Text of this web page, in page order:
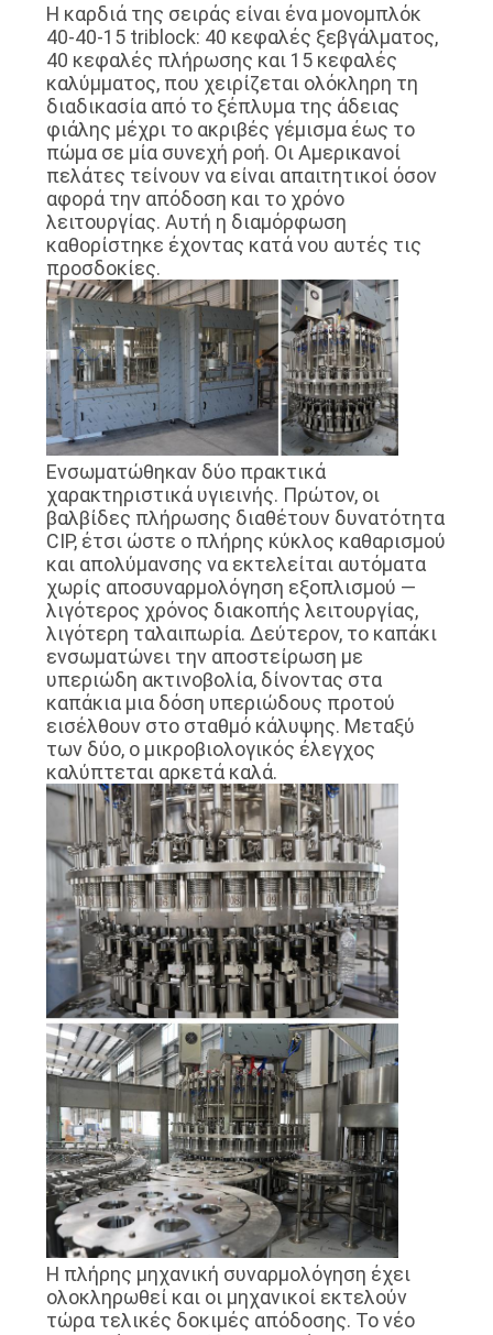
Η καρδιά της σειράς είναι ένα μονομπλόκ
40-40-15 triblock: 40 κεφαλές ξεβγάλματος,
40 κεφαλές πλήρωσης και 15 κεφαλές
καλύμματος, που χειρίζεται ολόκληρη τη
διαδικασία από το ξέπλυμα της άδειας
φιάλης μέχρι το ακριβές γέμισμα έως το
πώμα σε μία συνεχή ροή. Οι Αμερικανοί
πελάτες τείνουν να είναι απαιτητικοί όσον
αφορά την απόδοση και το χρόνο
λειτουργίας. Αυτή η διαμόρφωση
καθορίστηκε έχοντας κατά νου αυτές τις
προσδοκίες.
Ενσωματώθηκαν δύο πρακτικά
χαρακτηριστικά υγιεινής. Πρώτον, οι
βαλβίδες πλήρωσης διαθέτουν δυνατότητα
CIP, έτσι ώστε ο πλήρης κύκλος καθαρισμού
και απολύμανσης να εκτελείται αυτόματα
χωρίς αποσυναρμολόγηση εξοπλισμού —
λιγότερος χρόνος διακοπής λειτουργίας,
λιγότερη ταλαιπωρία. Δεύτερον, το καπάκι
ενσωματώνει την αποστείρωση με
υπεριώδη ακτινοβολία, δίνοντας στα
καπάκια μια δόση υπεριώδους προτού
εισέλθουν στο σταθμό κάλυψης. Μεταξύ
των δύο, ο μικροβιολογικός έλεγχος
καλύπτεται αρκετά καλά.
Η πλήρης μηχανική συναρμολόγηση έχει
ολοκληρωθεί και οι μηχανικοί εκτελούν
τώρα τελικές δοκιμές απόδοσης. Το νέο